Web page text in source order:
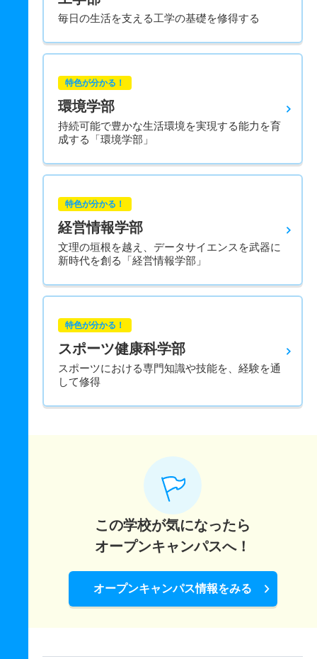
毎日の生活を支える工学の基礎を修得する
特色が分かる！
環境学部
持続可能で豊かな生活環境を実現する能力を育
成する「環境学部」
特色が分かる！
経営情報学部
文理の垣根を越え、データサイエンスを武器に
新時代を創る「経営情報学部」
特色が分かる！
スポーツ健康科学部
スポーツにおける専門知識や技能を、経験を通
して修得
この学校が気になったら
オープンキャンパスへ！
オープンキャンパス情報をみる